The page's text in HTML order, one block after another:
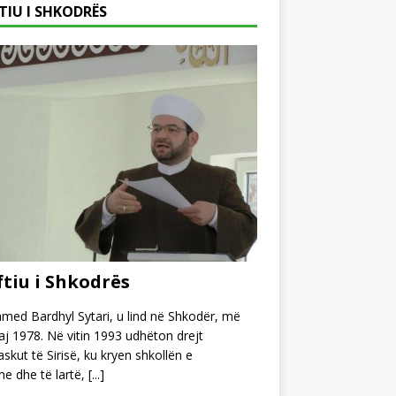
I SHKODRËS
i Shkodrës
Bardhyl Sytari, u lind në Shkodër, më
1978. Në vitin 1993 udhëton drejt
të Sirisë, ku kryen shkollën e
dhe të lartë, [...]